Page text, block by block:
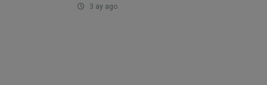
3 ay ago